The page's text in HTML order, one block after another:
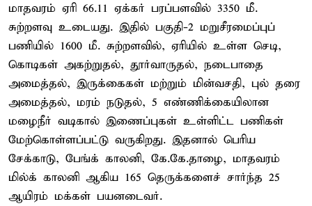
மாதவரம் ஏரி 66.11 ஏக்கர் பரப்பளவில் 3350 மீ.
சுற்றளவு உடையது. இதில் பகுதி-2 மறுசீரமைப்புப்
பணியில் 1600 மீ. சுற்றளவில், ஏரியில் உள்ள செடி,
கொடிகள் அகற்றுதல், தூர்வாருதல், நடைபாதை
அமைத்தல், இருக்கைகள் மற்றும் மின்வசதி, புல் தரை
அமைத்தல், மரம் நடுதல், 5 எண்ணிக்கையிலான
மழைநீர் வடிகால் இணைப்புகள் உள்ளிட்ட பணிகள்
மேற்கொள்ளப்பட்டு வருகிறது. இதனால் பெரிய
சேக்காடு, பேங்க் காலனி, கே.கே.தாழை, மாதவரம்
மில்க் காலனி ஆகிய 165 தெருக்களைச் சார்ந்த 25
ஆயிரம் மக்கள் பயனடைவர்.